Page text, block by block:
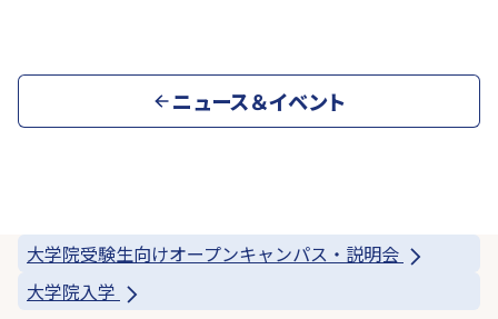
ニュース＆イベント
大学院受験生向けオープンキャンパス・説明会
大学院入学